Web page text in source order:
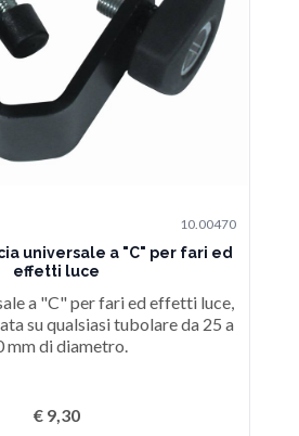
10.00470
universale a "C" per fari ed
effetti luce
a "C" per fari ed effetti luce,
su qualsiasi tubolare da 25 a
mm di diametro.
€ 9,30